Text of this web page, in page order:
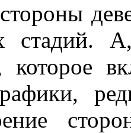
стадий.